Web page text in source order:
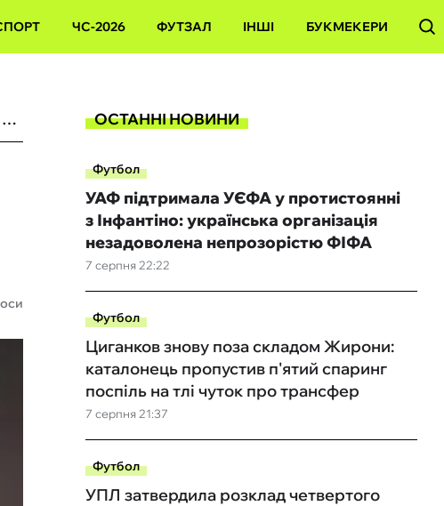
ЧС-2026 ФУТЗАЛ ІНШІ БУКМЕКЕРИ
Гвоздик вибухнув заявою про повернення в ринг: «Просто дайте мені бій» ОСТАННІ НОВИНИ
Футбол
7 серпня 22:22
УАФ підтримала УЄФА у протистоянні
з Інфантіно: українська організація
незадоволена непрозорістю ФІФА
Футбол
7 серпня 21:37
Циганков знову поза складом Жирони:
каталонець пропустив п'ятий спаринг
поспіль на тлі чуток про трансфер
Футбол
УПЛ затвердила розклад четвертого